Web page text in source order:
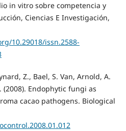
in vitro sobre competencia y
Ciencias E Investigación,
10.29018/issn.2588-
Z., Bael, S. Van, Arnold, A.
(2008). Endophytic fungi as
cacao pathogens. Biological